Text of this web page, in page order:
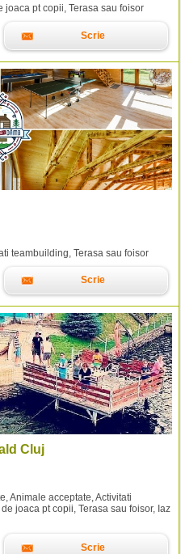
joaca pt copii, Terasa sau foisor
Scrie
teambuilding, Terasa sau foisor
Scrie
Cluj
Animale acceptate, Activitati
joaca pt copii, Terasa sau foisor, Iaz
Scrie